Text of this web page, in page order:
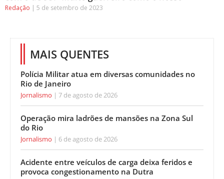
Redação 5 de setembro de 2023
MAIS QUENTES
Polícia Militar atua em diversas comunidades no
Rio de Janeiro
Jornalismo 7 de agosto de 2026
Operação mira ladrões de mansões na Zona Sul
do Rio
Jornalismo 6 de agosto de 2026
Acidente entre veículos de carga deixa feridos e
provoca congestionamento na Dutra